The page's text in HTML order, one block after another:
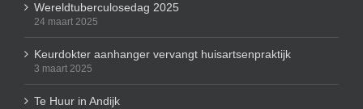
Wereldtuberculosedag 2025
24 maart 2025
Keurdokter aanhanger vervangt huisartsenpraktijk
3 maart 2025
Te Huur in Andijk